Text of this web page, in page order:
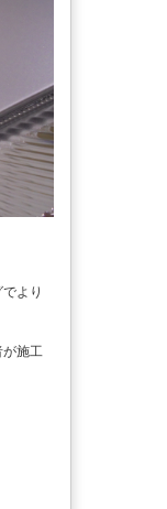
より
が施工